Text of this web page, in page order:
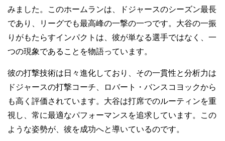
みました。このホームランは、ドジャースのシーズン最長
であり、リーグでも最高峰の一撃の一つです。大谷の一振
りがもたらすインパクトは、彼が単なる選手ではなく、一
つの現象であることを物語っています。
彼の打撃技術は日々進化しており、その一貫性と分析力は
ドジャースの打撃コーチ、ロバート・バンスコヨックから
も高く評価されています。大谷は打席でのルーティンを重
視し、常に最適なパフォーマンスを追求しています。この
ような姿勢が、彼を成功へと導いているのです。